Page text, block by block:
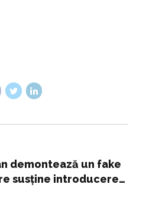
demontează un fake
susţine introducere